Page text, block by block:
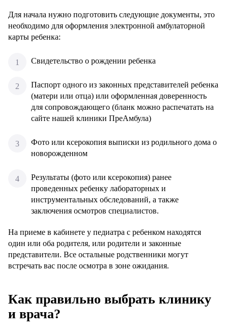
Для начала нужно подготовить следующие документы, это
необходимо для оформления электронной амбулаторной
карты ребенка:
Свидетельство о рождении ребенка
Паспорт одного из законных представителей ребенка
(матери или отца) или оформленная доверенность
для сопровождающего (бланк можно распечатать на
сайте нашей клиники ПреАмбула)
Фото или ксерокопия выписки из родильного дома о
новорожденном
Результаты (фото или ксерокопия) ранее
проведенных ребенку лабораторных и
инструментальных обследований, а также
заключения осмотров специалистов.
На приеме в кабинете у педиатра с ребенком находятся
один или оба родителя, или родители и законные
представители. Все остальные родственники могут
встречать вас после осмотра в зоне ожидания.
Как правильно выбрать клинику
и врача?